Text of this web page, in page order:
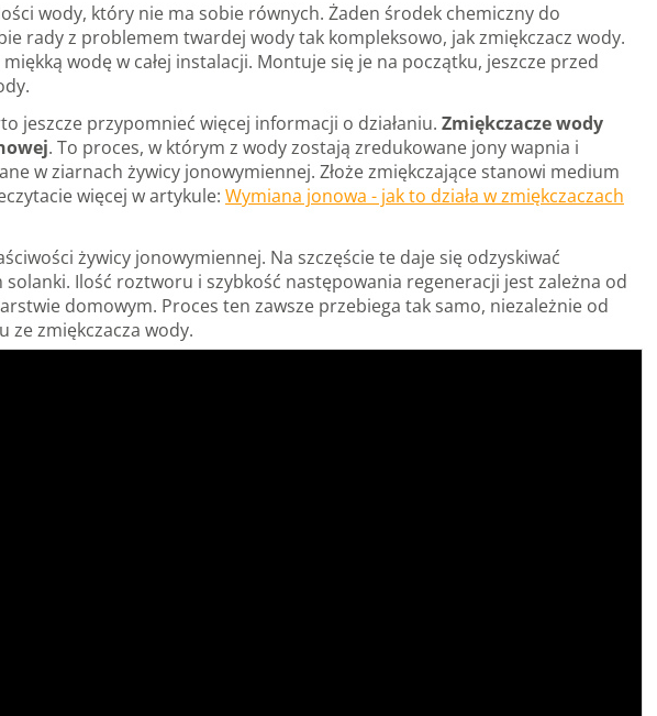
wody, który nie ma sobie równych. Żaden środek chemiczny do
rady z problemem twardej wody tak kompleksowo, jak zmiękczacz wody.
wodę w całej instalacji. Montuje się je na początku, jeszcze przed
jeszcze przypomnieć więcej informacji o działaniu. Zmiękczacze wody
. To proces, w którym z wody zostają zredukowane jony wapnia i
w ziarnach żywicy jonowymiennej. Złoże zmiękczające stanowi medium
więcej w artykule: Wymiana jonowa - jak to działa w zmiękczaczach
żywicy jonowymiennej. Na szczęście te daje się odzyskiwać
Ilość roztworu i szybkość następowania regeneracji jest zależna od
domowym. Proces ten zawsze przebiega tak samo, niezależnie od
ze zmiękczacza wody.